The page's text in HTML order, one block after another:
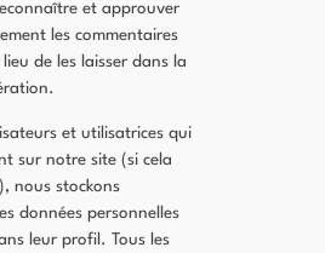
et approuver
les commentaires
de les laisser dans la
et utilisatrices qui
sur notre site (si cela
nous stockons
données personnelles
leur profil. Tous les